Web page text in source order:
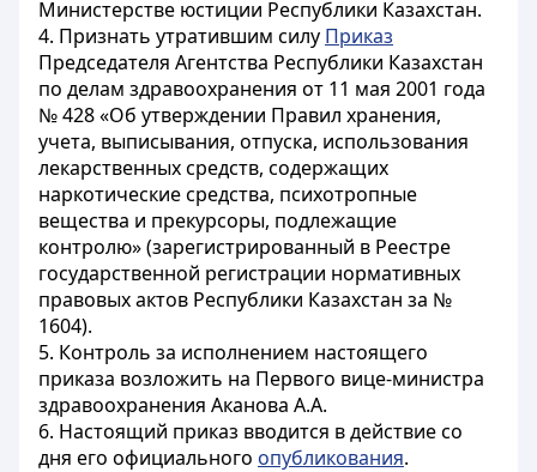
Министерстве юстиции Республики Казахстан.
4. Признать утратившим силу Приказ
Председателя Агентства Республики Казахстан
по делам здравоохранения от 11 мая 2001 года
№ 428 «Об утверждении Правил хранения,
учета, выписывания, отпуска, использования
лекарственных средств, содержащих
наркотические средства, психотропные
вещества и прекурсоры, подлежащие
контролю» (зарегистрированный в Реестре
государственной регистрации нормативных
правовых актов Республики Казахстан за №
1604).
5. Контроль за исполнением настоящего
приказа возложить на Первого вице-министра
здравоохранения Аканова А.А.
6. Настоящий приказ вводится в действие со
дня его официального опубликования.